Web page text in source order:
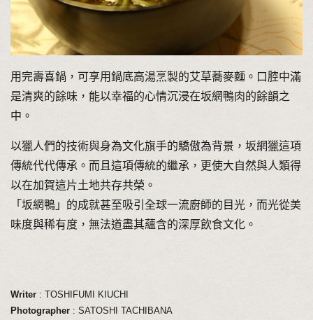
用完壽喜鍋，可享用鍋底高湯烹製的艾草蕎麥麵。口腔中滿
是清爽的餘味，能以幸福的心情沉浸在坂網鴨肉的餘韻之
中。
以獵人們的技術與身為文化旗手的驕傲為背景，坂網獵這項
傳統代代傳承。而且這項傳統的繼承，更使大自然與人類得
以在加賀這片土地共存共榮。
「坂網鴨」的成就甚至吸引全球一流廚師的目光，而光從美
味度與稀有度，無法道盡其蘊含的深厚飲食文化。
Writer: TOSHIFUMI KIUCHI
Photographer: SATOSHI TACHIBANA